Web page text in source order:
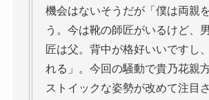
機会はないそうだが「僕は両親
う。今は靴の師匠がいるけど、
匠は父。背中が格好いいですし
れる」。今回の騒動で貴乃花親
ストイックな姿勢が改めて注目